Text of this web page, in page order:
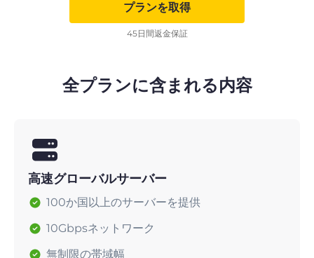
プランを取得
45日間返金保証
全プランに含まれる内容
高速グローバルサーバー
100か国以上のサーバーを提供
10Gbpsネットワーク
無制限の帯域幅